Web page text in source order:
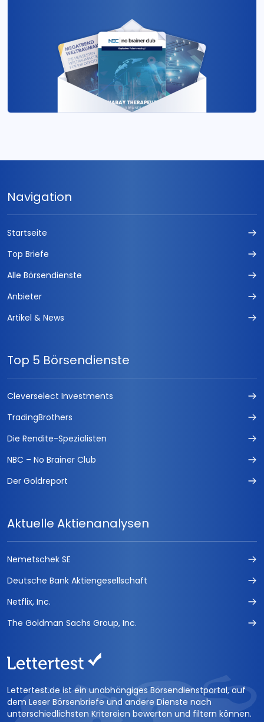
Navigation
Startseite
Top Briefe
Alle Börsendienste
Anbieter
Artikel & News
Top 5 Börsendienste
Cleverselect Investments
TradingBrothers
Die Rendite-Spezialisten
NBC – No Brainer Club
Der Goldreport
Aktuelle Aktienanalysen
Nemetschek SE
Deutsche Bank Aktiengesellschaft
Netflix, Inc.
The Goldman Sachs Group, Inc.
Lettertest.de ist ein unabhängiges Börsendienstportal, auf
dem Leser Börsenbriefe und andere Dienste nach
unterschiedlichsten Kritereien bewerten und filtern können.